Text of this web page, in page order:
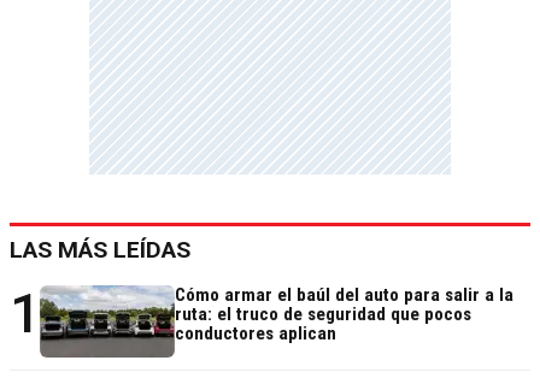
LAS MÁS LEÍDAS
1
Cómo armar el baúl del auto para salir a la
ruta: el truco de seguridad que pocos
conductores aplican